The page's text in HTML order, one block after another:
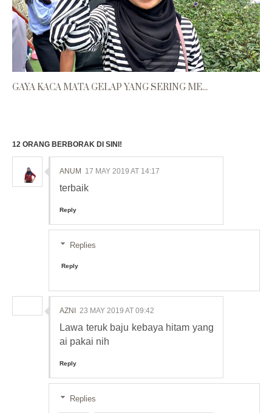
GAYA KACA MATA GELAP YANG SERING ME...
12 ORANG BERBORAK DI SINI!
ANUM 17 MAY 2019 AT 14:17
terbaik
Reply
Replies
Reply
AZNI 23 MAY 2019 AT 09:42
Lawa teruk baju kebaya hitam yang
ai pakai nih
Reply
Replies